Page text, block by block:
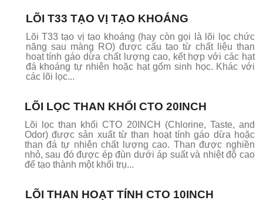
LÕI T33 TẠO VỊ TẠO KHOÁNG
Lõi T33 tạo vị tạo khoáng (hay còn gọi là lõi lọc chức
năng sau màng RO) được cấu tạo từ chất liệu than
hoạt tính gáo dừa chất lượng cao, kết hợp với các hạt
đá khoáng tự nhiên hoặc hạt gốm sinh học. Khác với
các lõi lọc...
LÕI LỌC THAN KHỐI CTO 20INCH
Lõi lọc than khối CTO 20INCH (Chlorine, Taste, and
Odor) được sản xuất từ than hoạt tính gáo dừa hoặc
than đá tự nhiên chất lượng cao. Than được nghiền
nhỏ, sau đó được ép đùn dưới áp suất và nhiệt độ cao
để tạo thành một khối trụ...
LÕI THAN HOẠT TÍNH CTO 10INCH